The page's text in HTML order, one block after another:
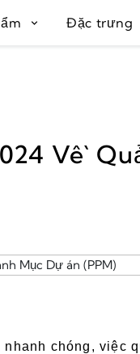
Đặc trưng
Về
chóng, việc